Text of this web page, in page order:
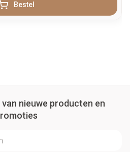
Bestel
nieuwe producten en